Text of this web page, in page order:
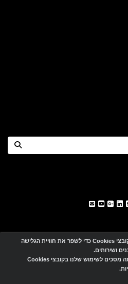
באמצעותWobily
האתר שלנו משתמש בקובצי Cookies כדי לשפר את חוויית הגלישה
ושירותים.
בלחיצה על "מאשר" אתה מסכים לשימוש שלנו בקובצי Cookies